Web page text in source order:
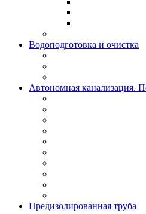
Водоподготовка и очистка
Автономная канализация.
Предизолированная труба